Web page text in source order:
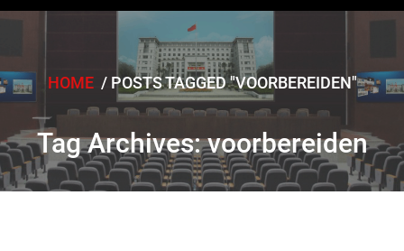
HOME/ POSTS TAGGED "VOORBEREIDEN"
Tag Archives: voorbereiden